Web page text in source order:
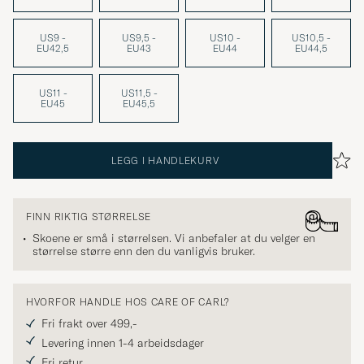
US9 -
EU42,5
US9,5 -
EU43
US10 -
EU44
US10,5 -
EU44,5
US11 -
EU45
US11,5 -
EU45,5
LEGG I HANDLEKURV
FINN RIKTIG STØRRELSE
Skoene er små i størrelsen. Vi anbefaler at du velger en
størrelse større enn den du vanligvis bruker.
HVORFOR HANDLE HOS CARE OF CARL?
Fri frakt over 499,-
Levering innen 1-4 arbeidsdager